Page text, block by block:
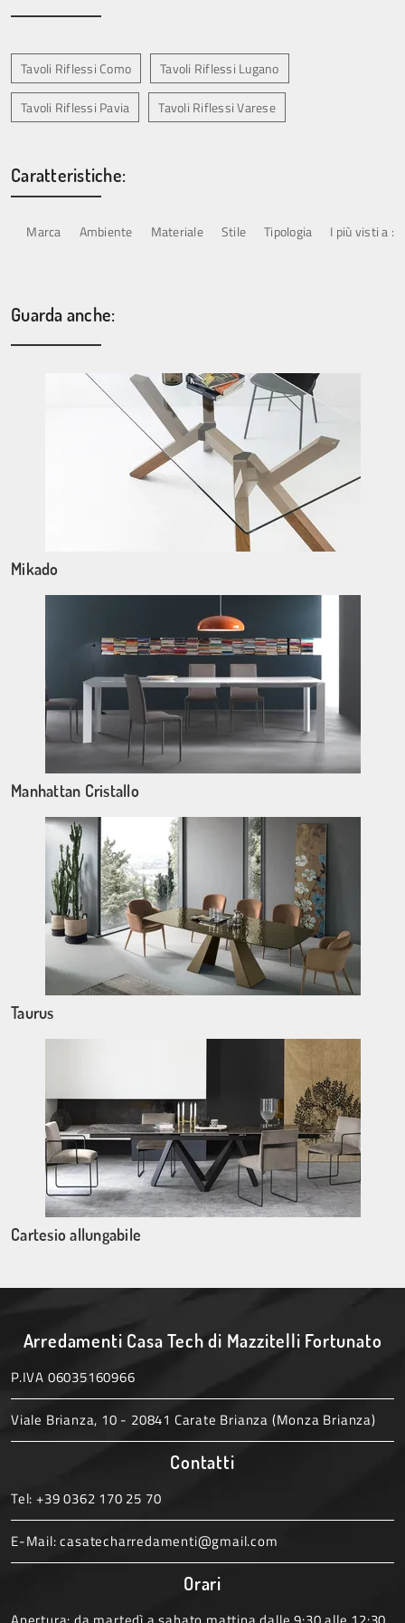
Tavoli Riflessi Como Tavoli Riflessi Lugano
Tavoli Riflessi Pavia Tavoli Riflessi Varese
Caratteristiche:
Marca Ambiente Materiale Stile Tipologia I più visti a :
Guarda anche:
Mikado
Manhattan Cristallo
Taurus
Cartesio allungabile
Arredamenti Casa Tech di Mazzitelli Fortunato
P.IVA 06035160966
Viale Brianza, 10 - 20841 Carate Brianza (Monza Brianza)
Contatti
Tel: +39 0362 170 25 70
E-Mail:casatecharredamenti@gmail.com
Orari